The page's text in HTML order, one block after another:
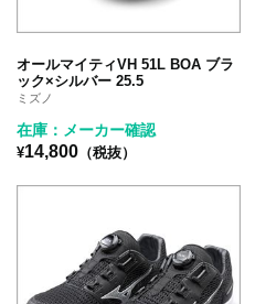
オールマイティVH 51L BOA ブラ
ック×シルバー 25.5
ミズノ
在庫：メーカー確認
¥14,800 （税抜）